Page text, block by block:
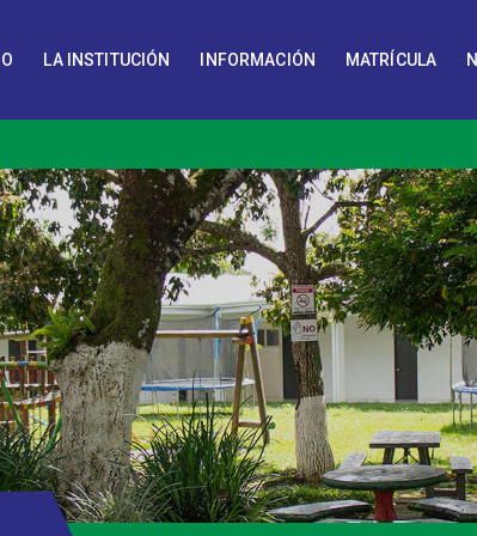
LA INSTITUCIÓN INFORMACIÓN MATRÍCULA